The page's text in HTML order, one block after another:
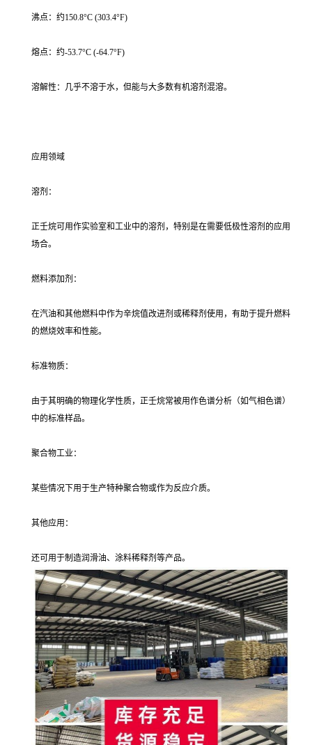
沸点：约150.8°C (303.4°F)
熔点：约-53.7°C (-64.7°F)
溶解性：几乎不溶于水，但能与大多数有机溶剂混溶。
应用领域
溶剂：
正壬烷可用作实验室和工业中的溶剂，特别是在需要低极性溶剂的应用
场合。
燃料添加剂：
在汽油和其他燃料中作为辛烷值改进剂或稀释剂使用，有助于提升燃料
的燃烧效率和性能。
标准物质：
由于其明确的物理化学性质，正壬烷常被用作色谱分析（如气相色谱）
中的标准样品。
聚合物工业：
某些情况下用于生产特种聚合物或作为反应介质。
其他应用：
还可用于制造润滑油、涂料稀释剂等产品。